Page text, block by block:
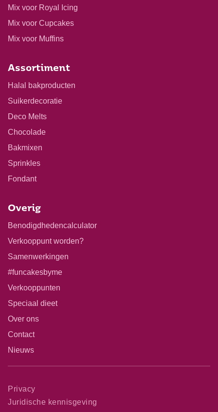
Mix voor Royal Icing
Mix voor Cupcakes
Mix voor Muffins
Assortiment
Halal bakproducten
Suikerdecoratie
Deco Melts
Chocolade
Bakmixen
Sprinkles
Fondant
Overig
Benodigdhedencalculator
Verkooppunt worden?
Samenwerkingen
#funcakesbyme
Verkooppunten
Speciaal dieet
Over ons
Contact
Nieuws
Privacy
Juridische kennisgeving